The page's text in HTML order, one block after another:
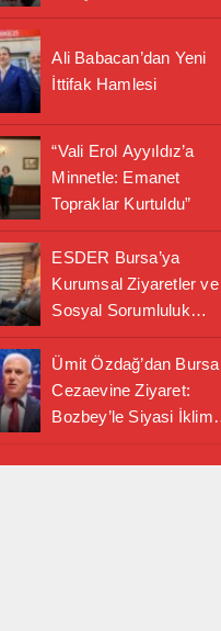
Ali Babacan’dan Yeni
İttifak Hamlesi
“Vali Erol Ayyıldız’a
Minnetle: Emanet
Topraklar Kurtuldu”
ESDER Bursa’ya
Kurumsal Ziyaretler ve
Sosyal Sorumluluk
Alanında Önemli İş
Birliği Adımı
Ümit Özdağ’dan Bursa
Cezaevine Ziyaret:
Bozbey’le Siyasi İklim